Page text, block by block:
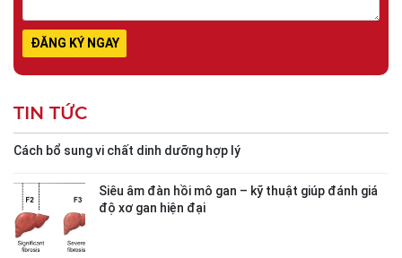
TIN TỨC
Cách bổ sung vi chất dinh dưỡng hợp lý
Siêu âm đàn hồi mô gan – kỹ thuật giúp đánh giá
độ xơ gan hiện đại